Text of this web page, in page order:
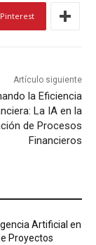
Pinterest
Artículo siguiente
la Eficiencia
La IA en la
de Procesos
Financieros
Artificial en
Proyectos